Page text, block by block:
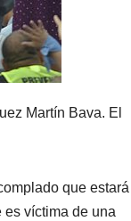
Martín Bava. El
que estará
víctima de una